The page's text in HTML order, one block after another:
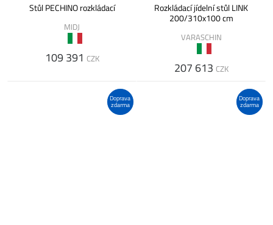
Stůl PECHINO rozkládací
MIDJ
109 391 CZK
Rozkládací jídelní stůl LINK
200/310x100 cm
VARASCHIN
207 613 CZK
Doprava
zdarma
Doprava
zdarma